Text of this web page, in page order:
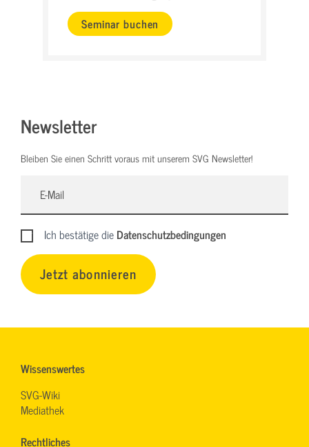
Seminar buchen
Newsletter
Bleiben Sie einen Schritt voraus mit unserem SVG Newsletter!
Ich bestätige dieDatenschutzbedingungen
Jetzt abonnieren
Wissenswertes
SVG-Wiki
Mediathek
Rechtliches